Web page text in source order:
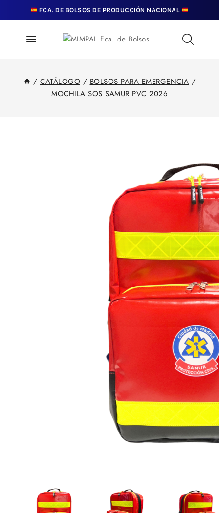
FCA. DE BOLSOS DE PRODUCCIÓN NACIONAL
/ CATÁLOGO / BOLSOS PARA EMERGENCIA /
MOCHILA SOS SAMUR PVC 2026